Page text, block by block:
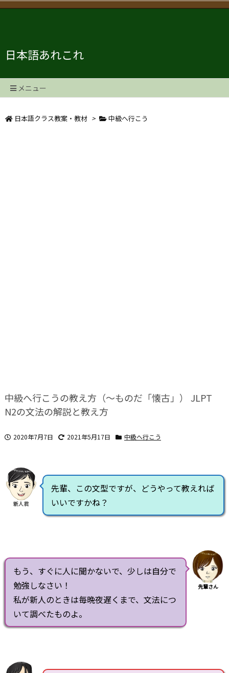
日本語あれこれ
メニュー
日本語クラス教案・教材 > 中級へ行こう
中級へ行こうの教え方（～ものだ「懐古」） JLPT
N2の文法の解説と教え方
2020年7月7日 2021年5月17日 中級へ行こう
新人君
先輩、この文型ですが、どうやって教えれば
いいですかね？
もう、すぐに人に聞かないで、少しは自分で
勉強しなさい！
私が新人のときは毎晩夜遅くまで、文法につ
いて調べたものよ。
先輩さん